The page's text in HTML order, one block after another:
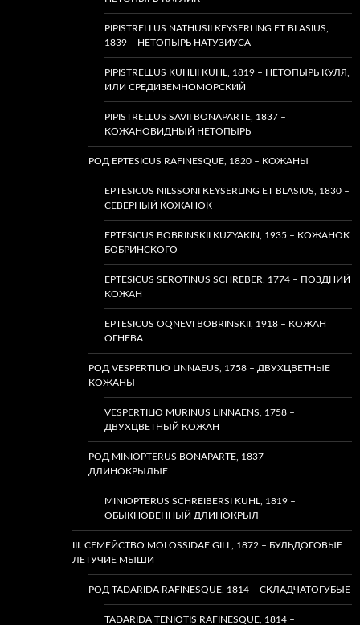
PIPISTRELLUS NATHUSII KEYSERLING ET BLASIUS,
1839 – НЕТОПЫРЬ НАТУЗИУСА
PIPISTRELLUS KUHLII KUHL, 1819 – НЕТОПЫРЬ КУЛЯ,
ИЛИ СРЕДИЗЕМНОМОРСКИЙ
PIPISTRELLUS SAVII BONAPARTE, 1837 –
КОЖАНОВИДНЫЙ НЕТОПЫРЬ
РОД EPTESICUS RAFINESQUE, 1820 – КОЖАНЫ
EPTESICUS NILSSONI KEYSERLING ET BLASIUS, 1830 –
СЕВЕРНЫЙ КОЖАНОК
EPTESICUS BOBRINSKII KUZYAKIN, 1935 – КОЖАНОК
БОБРИНСКОГО
EPTESICUS SEROTINUS SCHREBER, 1774 – ПОЗДНИЙ
КОЖАН
EPTESICUS OQNEVI BOBRINSKII, 1918 – КОЖАН
ОГНЕВА
РОД VESPERTILIO LINNAEUS, 1758 – ДВУХЦВЕТНЫЕ
КОЖАНЫ
VESPERTILIO MURINUS LINNAENS, 1758 –
ДВУХЦВЕТНЫЙ КОЖАН
РОД MINIOPTERUS BONAPARTE, 1837 –
ДЛИНОКРЫЛЫЕ
MINIOPTERUS SCHREIBERSI KUHL, 1819 –
ОБЫКНОВЕННЫЙ ДЛИНОКРЫЛ
III. СЕМЕЙСТВО MOLOSSIDAE GILL, 1872 – БУЛЬДОГОВЫЕ
ЛЕТУЧИЕ МЫШИ
РОД TADARIDA RAFINESQUE, 1814 – СКЛАДЧАТОГУБЫЕ
TADARIDA TENIOTIS RAFINESQUE, 1814 –